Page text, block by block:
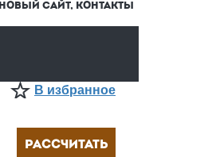
НОВЫЙ САЙТ, КОНТАКТЫ
В избранное
РАССЧИТАТЬ